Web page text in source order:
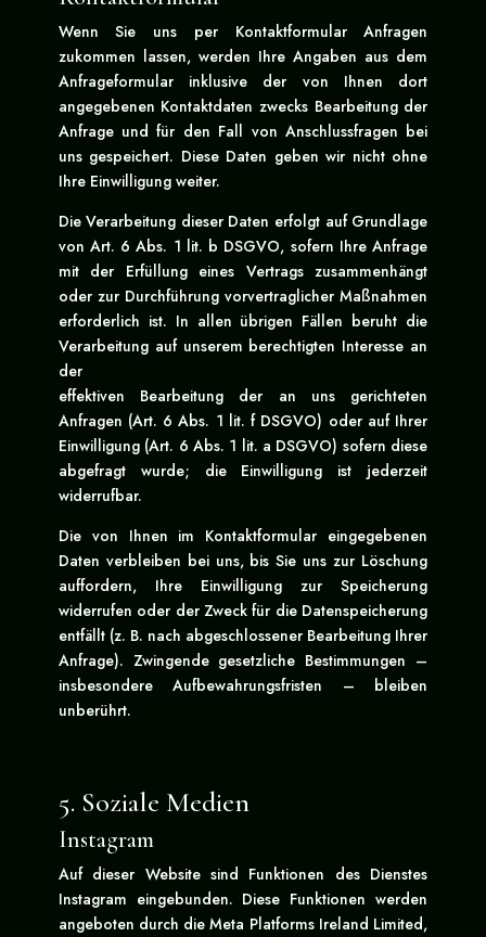
Wenn Sie uns per Kontaktformular Anfragen
zukommen lassen, werden Ihre Angaben aus dem
Anfrageformular inklusive der von Ihnen dort
angegebenen Kontaktdaten zwecks Bearbeitung der
Anfrage und für den Fall von Anschlussfragen bei
uns gespeichert. Diese Daten geben wir nicht ohne
Ihre Einwilligung weiter.
Die Verarbeitung dieser Daten erfolgt auf Grundlage
von Art. 6 Abs. 1 lit. b DSGVO, sofern Ihre Anfrage
mit der Erfüllung eines Vertrags zusammenhängt
oder zur Durchführung vorvertraglicher Maßnahmen
erforderlich ist. In allen übrigen Fällen beruht die
Verarbeitung auf unserem berechtigten Interesse an
der
effektiven Bearbeitung der an uns gerichteten
Anfragen (Art. 6 Abs. 1 lit. f DSGVO) oder auf Ihrer
Einwilligung (Art. 6 Abs. 1 lit. a DSGVO) sofern diese
abgefragt wurde; die Einwilligung ist jederzeit
widerrufbar.
Die von Ihnen im Kontaktformular eingegebenen
Daten verbleiben bei uns, bis Sie uns zur Löschung
auffordern, Ihre Einwilligung zur Speicherung
widerrufen oder der Zweck für die Datenspeicherung
entfällt (z. B. nach abgeschlossener Bearbeitung Ihrer
Anfrage). Zwingende gesetzliche Bestimmungen –
insbesondere Aufbewahrungsfristen – bleiben
unberührt.
5. Soziale Medien
Instagram
Auf dieser Website sind Funktionen des Dienstes
Instagram eingebunden. Diese Funktionen werden
angeboten durch die Meta Platforms Ireland Limited,